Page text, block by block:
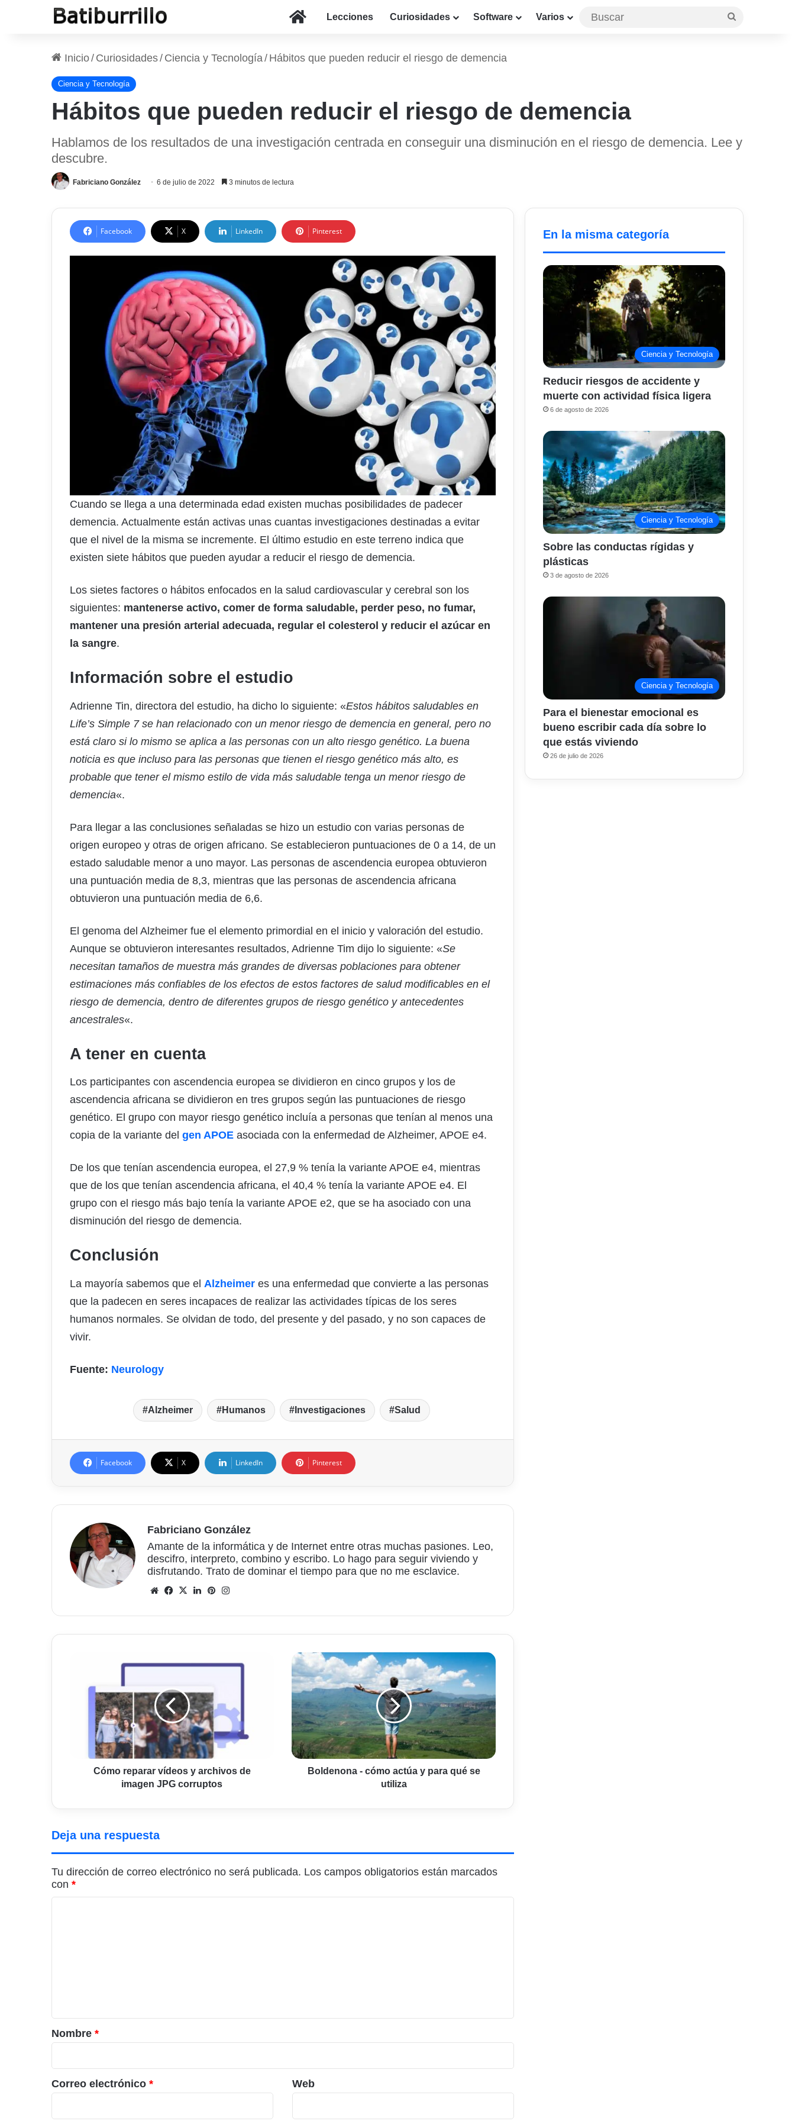
InicioLecciones Curiosidades Software Varios
Inicio/ Curiosidades/ Ciencia y Tecnología/ Hábitos que pueden reducir el riesgo de demencia
Ciencia y Tecnología
Hábitos que pueden reducir el riesgo de demencia
Hablamos de los resultados de una investigación centrada en conseguir una disminución en el riesgo de demencia. Lee y
descubre.
Fabriciano González 6 de julio de 2022 3 minutos de lectura
Facebook X LinkedIn Pinterest
Cuando se llega a una determinada edad existen muchas posibilidades de padecer
demencia. Actualmente están activas unas cuantas investigaciones destinadas a evitar
que el nivel de la misma se incremente. El último estudio en este terreno indica que
existen siete hábitos que pueden ayudar a reducir el riesgo de demencia.
Los sietes factores o hábitos enfocados en la salud cardiovascular y cerebral son los
siguientes: mantenerse activo, comer de forma saludable, perder peso, no fumar,
mantener una presión arterial adecuada, regular el colesterol y reducir el azúcar en
la sangre.
Información sobre el estudio
Adrienne Tin, directora del estudio, ha dicho lo siguiente: «Estos hábitos saludables en
Life’s Simple 7 se han relacionado con un menor riesgo de demencia en general, pero no
está claro si lo mismo se aplica a las personas con un alto riesgo genético. La buena
noticia es que incluso para las personas que tienen el riesgo genético más alto, es
probable que tener el mismo estilo de vida más saludable tenga un menor riesgo de
demencia«.
Para llegar a las conclusiones señaladas se hizo un estudio con varias personas de
origen europeo y otras de origen africano. Se establecieron puntuaciones de 0 a 14, de un
estado saludable menor a uno mayor. Las personas de ascendencia europea obtuvieron
una puntuación media de 8,3, mientras que las personas de ascendencia africana
obtuvieron una puntuación media de 6,6.
El genoma del Alzheimer fue el elemento primordial en el inicio y valoración del estudio.
Aunque se obtuvieron interesantes resultados, Adrienne Tim dijo lo siguiente: «Se
necesitan tamaños de muestra más grandes de diversas poblaciones para obtener
estimaciones más confiables de los efectos de estos factores de salud modificables en el
riesgo de demencia, dentro de diferentes grupos de riesgo genético y antecedentes
ancestrales«.
A tener en cuenta
Los participantes con ascendencia europea se dividieron en cinco grupos y los de
ascendencia africana se dividieron en tres grupos según las puntuaciones de riesgo
genético. El grupo con mayor riesgo genético incluía a personas que tenían al menos una
copia de la variante del gen APOE asociada con la enfermedad de Alzheimer, APOE e4.
De los que tenían ascendencia europea, el 27,9 % tenía la variante APOE e4, mientras
que de los que tenían ascendencia africana, el 40,4 % tenía la variante APOE e4. El
grupo con el riesgo más bajo tenía la variante APOE e2, que se ha asociado con una
disminución del riesgo de demencia.
Conclusión
La mayoría sabemos que el Alzheimer es una enfermedad que convierte a las personas
que la padecen en seres incapaces de realizar las actividades típicas de los seres
humanos normales. Se olvidan de todo, del presente y del pasado, y no son capaces de
vivir.
Fuente: Neurology
Alzheimer Humanos Investigaciones Salud
Facebook X LinkedIn Pinterest
Fabriciano González
Amante de la informática y de Internet entre otras muchas pasiones. Leo,
descifro, interpreto, combino y escribo. Lo hago para seguir viviendo y
disfrutando. Trato de dominar el tiempo para que no me esclavice.
Sitio
Facebook
X LinkedInPinterest
archivos
imagen
corruptos
Cómo reparar vídeos y archivos de
imagen JPG corruptos
Boldenona
-
cómo
actúa
y
para
qué
se
utiliza
Boldenona - cómo actúa y para qué se
utiliza
Deja una respuesta
Tu dirección de correo electrónico no será publicada. Los campos obligatorios están marcados
con *
r
i
o
*
Nombre *
Correo electrónico * Web
En la misma categoría
Ciencia y Tecnología
Reducir riesgos de accidente y
muerte con actividad física ligera
6 de agosto de 2026
Ciencia y Tecnología
Sobre las conductas rígidas y
plásticas
3 de agosto de 2026
Ciencia y Tecnología
Para el bienestar emocional es
bueno escribir cada día sobre lo
que estás viviendo
26 de julio de 2026